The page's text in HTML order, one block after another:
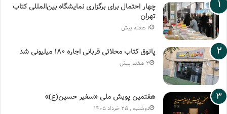
چهار احتمال برای برگزاری نمایشگاه بین‌المللی کتاب
تهران
1 هفته پیش
پاتوق کتاب محلاتی قربانی اجاره ۱۸۰ میلیونی شد
2 هفته پیش
هفتمین پویش ملی «سفیر حسین(ع)»
دوشنبه , 25 خرداد 1405